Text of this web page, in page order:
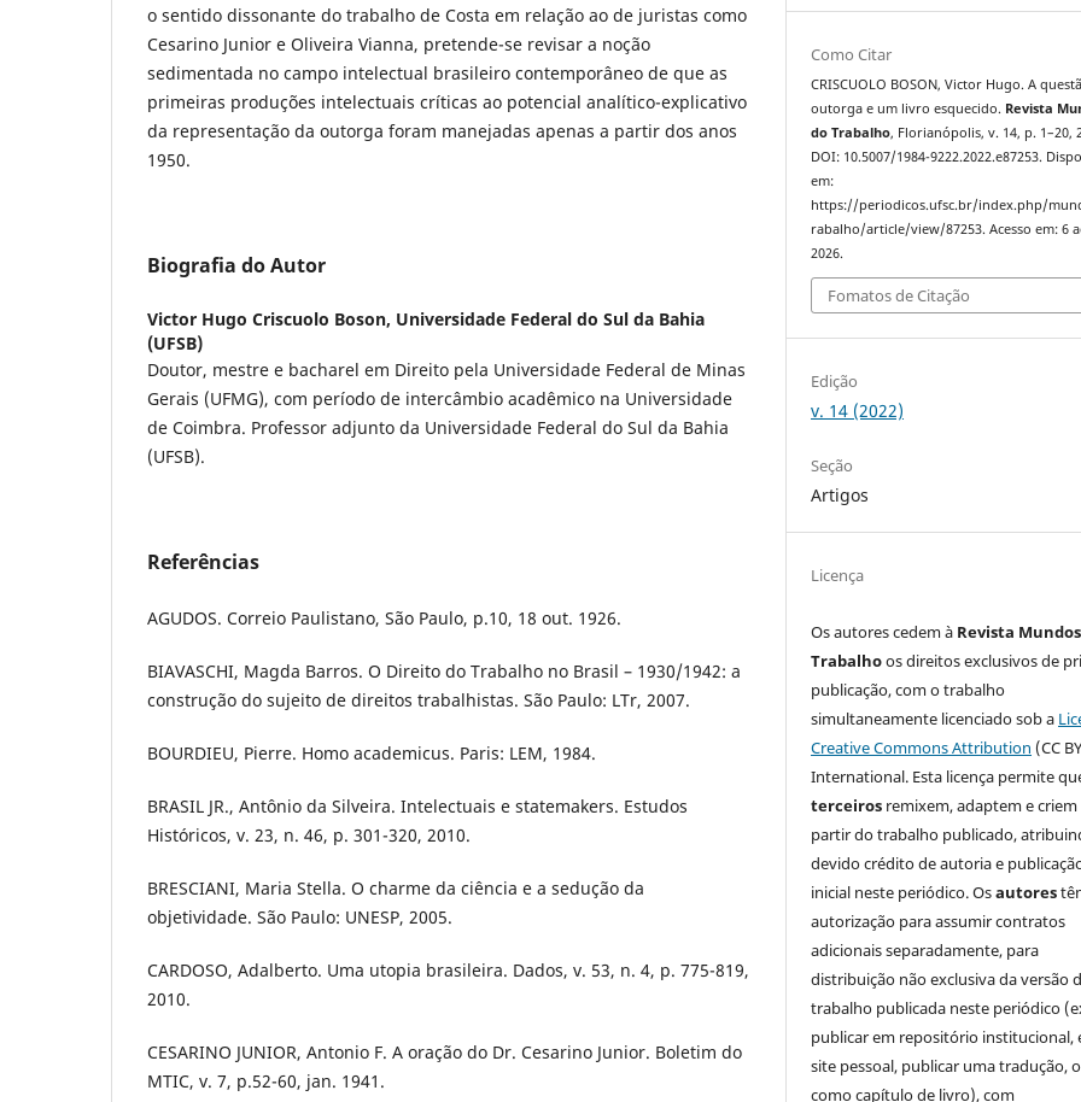
o sentido dissonante do trabalho de Costa em relação ao de juristas como
Cesarino Junior e Oliveira Vianna, pretende-se revisar a noção
sedimentada no campo intelectual brasileiro contemporâneo de que as
primeiras produções intelectuais críticas ao potencial analítico-explicativo
da representação da outorga foram manejadas apenas a partir dos anos
1950.
Biografia do Autor
Victor Hugo Criscuolo Boson, Universidade Federal do Sul da Bahia
(UFSB)
Doutor, mestre e bacharel em Direito pela Universidade Federal de Minas
Gerais (UFMG), com período de intercâmbio acadêmico na Universidade
de Coimbra. Professor adjunto da Universidade Federal do Sul da Bahia
(UFSB).
Referências
AGUDOS. Correio Paulistano, São Paulo, p.10, 18 out. 1926.
BIAVASCHI, Magda Barros. O Direito do Trabalho no Brasil – 1930/1942: a
construção do sujeito de direitos trabalhistas. São Paulo: LTr, 2007.
BOURDIEU, Pierre. Homo academicus. Paris: LEM, 1984.
BRASIL JR., Antônio da Silveira. Intelectuais e statemakers. Estudos
Históricos, v. 23, n. 46, p. 301-320, 2010.
BRESCIANI, Maria Stella. O charme da ciência e a sedução da
objetividade. São Paulo: UNESP, 2005.
CARDOSO, Adalberto. Uma utopia brasileira. Dados, v. 53, n. 4, p. 775-819,
2010.
CESARINO JUNIOR, Antonio F. A oração do Dr. Cesarino Junior. Boletim do
MTIC, v. 7, p.52-60, jan. 1941.
Como Citar
CRISCUOLO BOSON, Victor Hugo. A
outorga e um livro esquecido. Revista
do Trabalho, Florianópolis, v. 14, p. 1–20,
DOI: 10.5007/1984-9222.2022.e87253.
em:
https://periodicos.ufsc.br/index.php/
rabalho/article/view/87253. Acesso em: 6
2026.
Fomatos de Citação
Edição
v. 14 (2022)
Seção
Artigos
Licença
Os autores cedem à Revista
Trabalhoos direitos exclusivos de
publicação, com o trabalho
simultaneamente licenciado sob a
Creative Commons Attribution (CC
International. Esta licença permite
terceiros remixem, adaptem e criem
partir do trabalho publicado,
devido crédito de autoria e
inicial neste periódico. Osautores
autorização para assumir contratos
adicionais separadamente, para
distribuição não exclusiva da versão
trabalho publicada neste periódico
publicar em repositório institucional,
site pessoal, publicar uma tradução,
como capítulo de livro), com